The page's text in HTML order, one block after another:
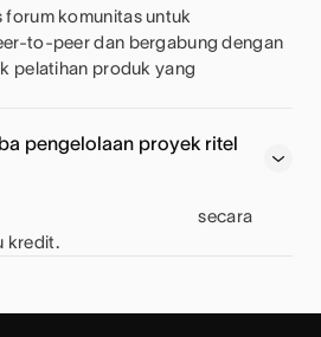
komunitas untuk
to-peer dan bergabung dengan
pelatihan produk yang
pengelolaan proyek ritel
secara
kredit.